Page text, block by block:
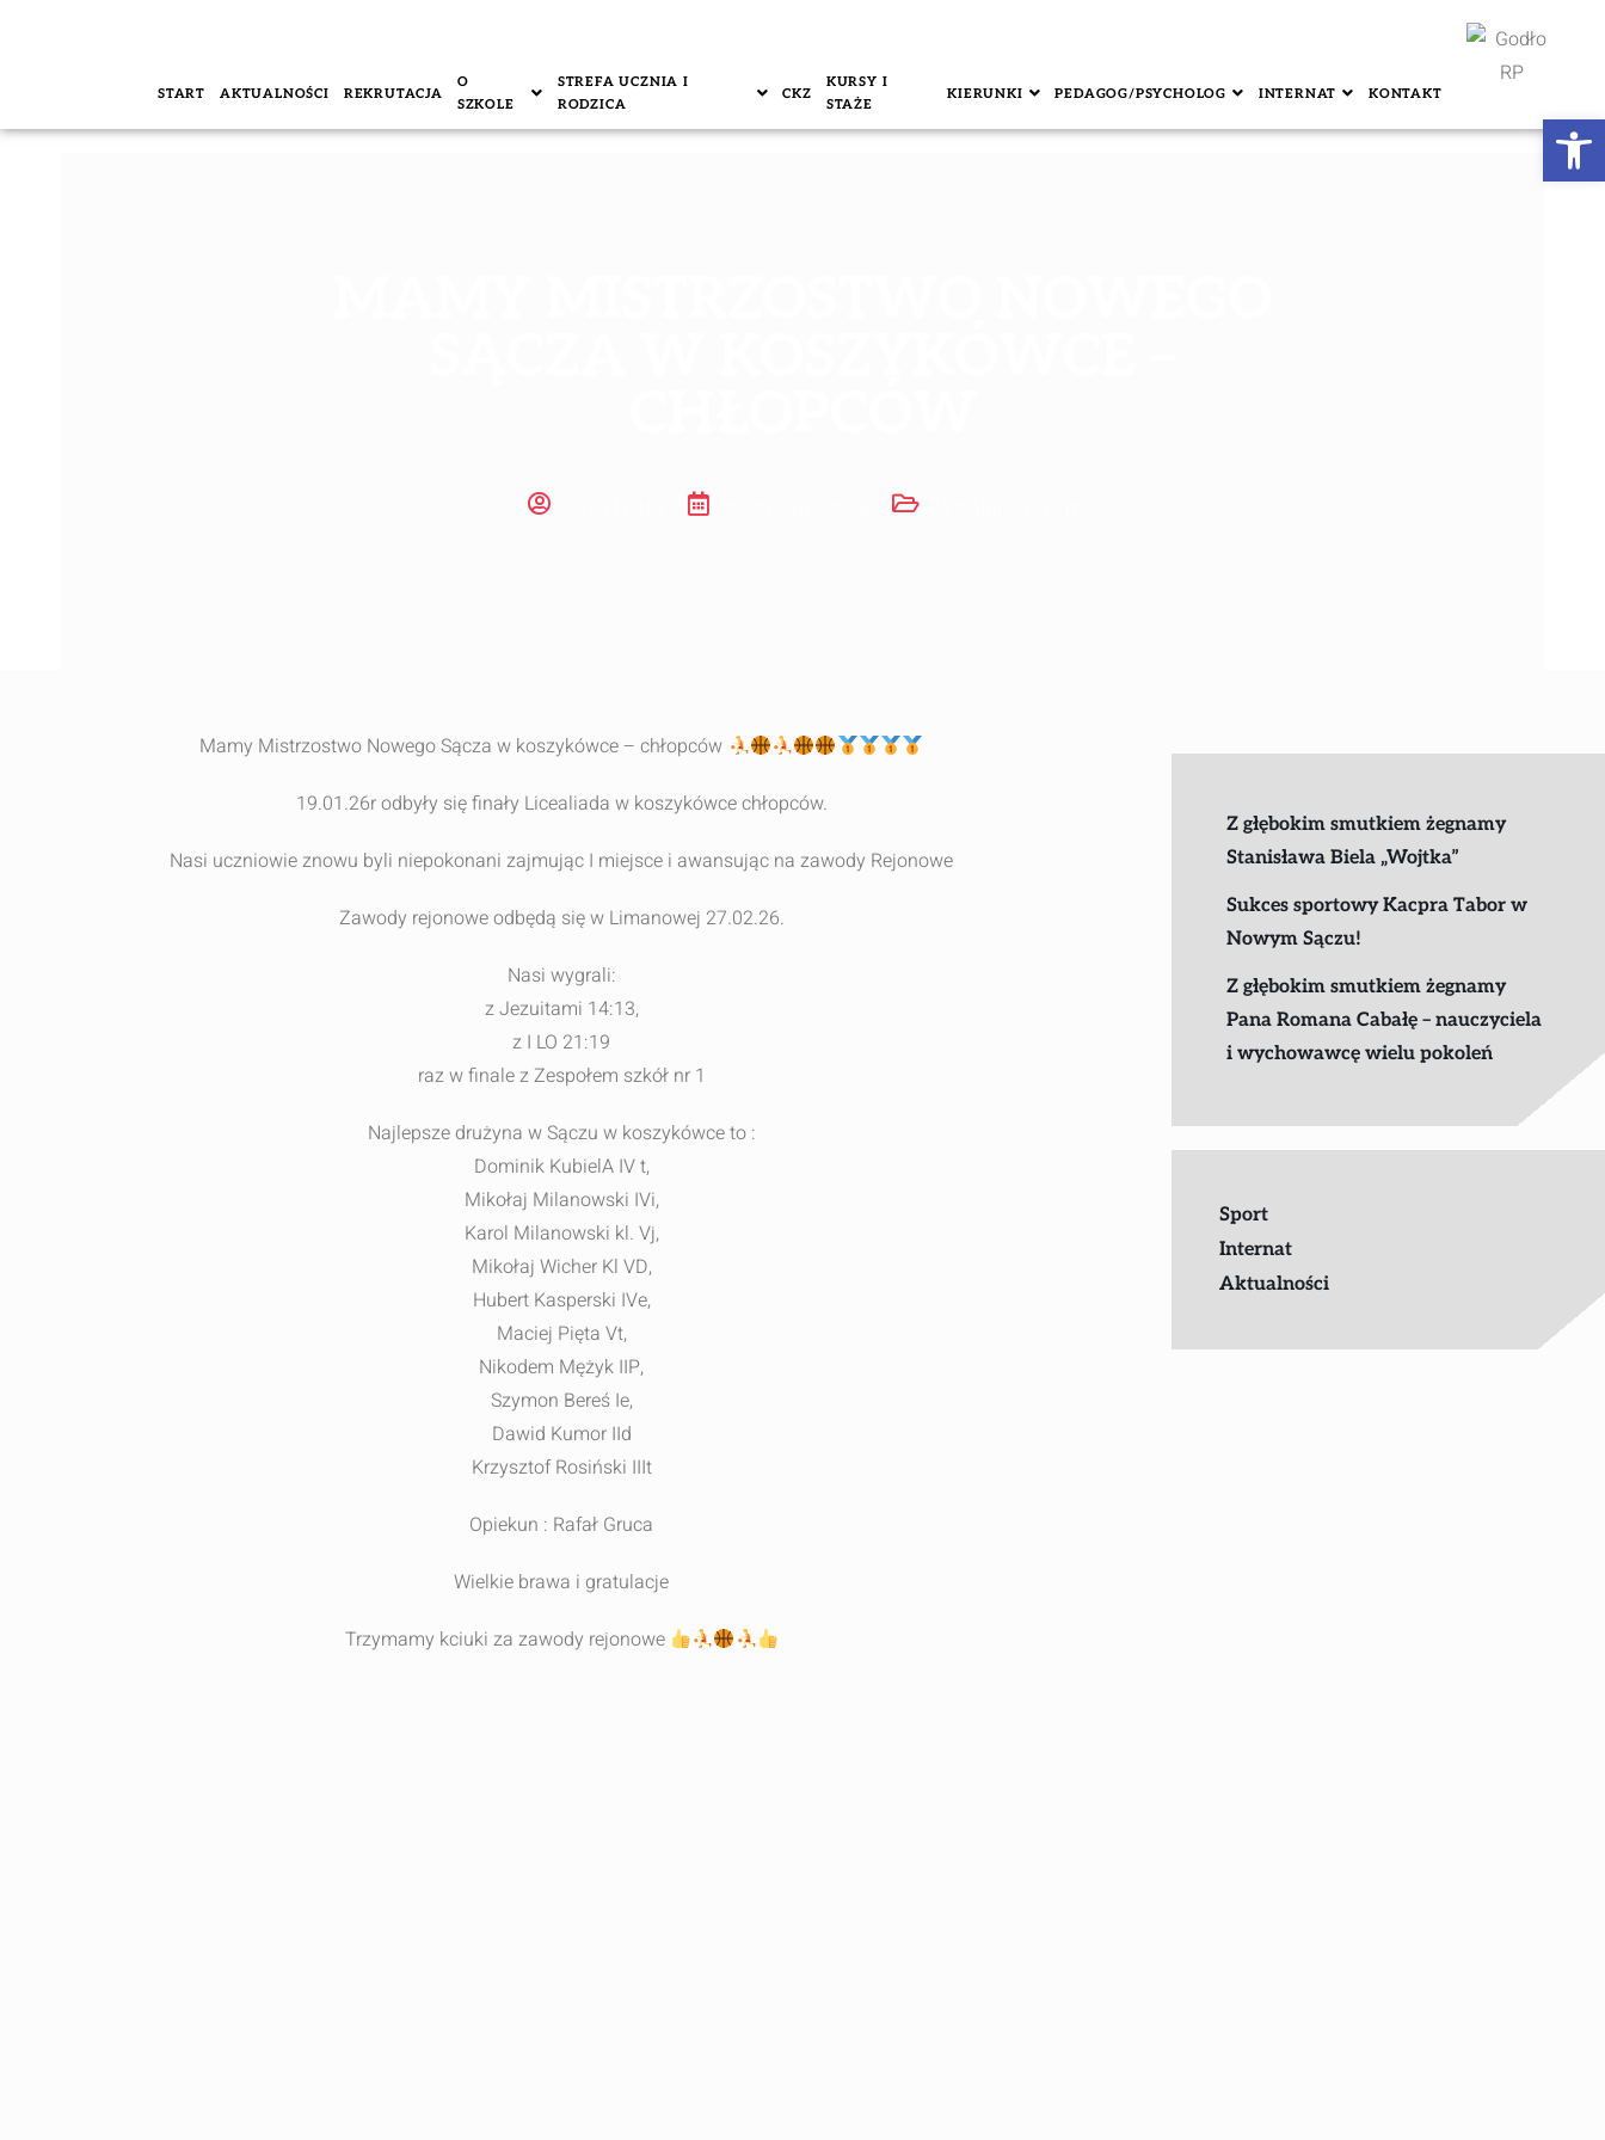
START AKTUALNOŚCI REKRUTACJA
O
SZKOLE
STREFA UCZNIA I
RODZICA
CKZ
KURSY I
STAŻE
KIERUNKI PEDAGOG/PSYCHOLOG INTERNAT KONTAKT
Mamy Mistrzostwo Nowego Sącza w koszykówce – chłopców
19.01.26r odbyły się finały Licealiada w koszykówce chłopców.
Nasi uczniowie znowu byli niepokonani zajmując I miejsce i awansując na zawody Rejonowe
Zawody rejonowe odbędą się w Limanowej 27.02.26.
Nasi wygrali:
z Jezuitami 14:13,
z I LO 21:19
raz w finale z Zespołem szkół nr 1
Najlepsze drużyna w Sączu w koszykówce to :
Dominik KubielA IV t,
Mikołaj Milanowski IVi,
Karol Milanowski kl. Vj,
Mikołaj Wicher Kl VD,
Hubert Kasperski IVe,
Maciej Pięta Vt,
Nikodem Mężyk IIP,
Szymon Bereś Ie,
Dawid Kumor IId
Krzysztof Rosiński IIIt
Opiekun : Rafał Gruca
Wielkie brawa i gratulacje
Trzymamy kciuki za zawody rejonowe
Z głębokim smutkiem żegnamy
Stanisława Biela „Wojtka”
Sukces sportowy Kacpra Tabor w
Nowym Sączu!
Z głębokim smutkiem żegnamy
Pana Romana Cabałę – nauczyciela
i wychowawcę wielu pokoleń
Sport
Internat
Aktualności